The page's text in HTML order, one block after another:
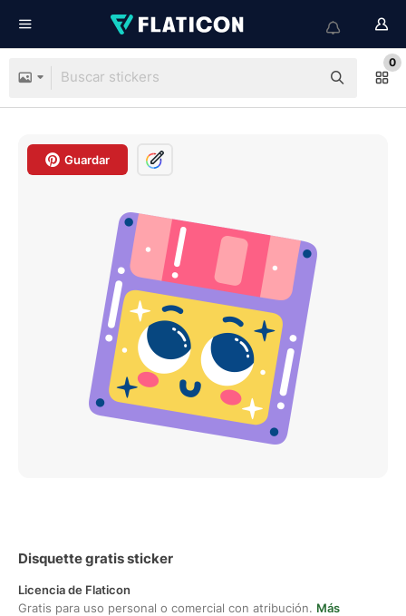
0
Guardar
Disquette gratis sticker
Licencia de Flaticon
Gratis para uso personal o comercial con atribución. Más